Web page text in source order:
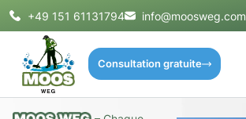
+49 151 61131794 info@moosweg.com
Consultation gratuite